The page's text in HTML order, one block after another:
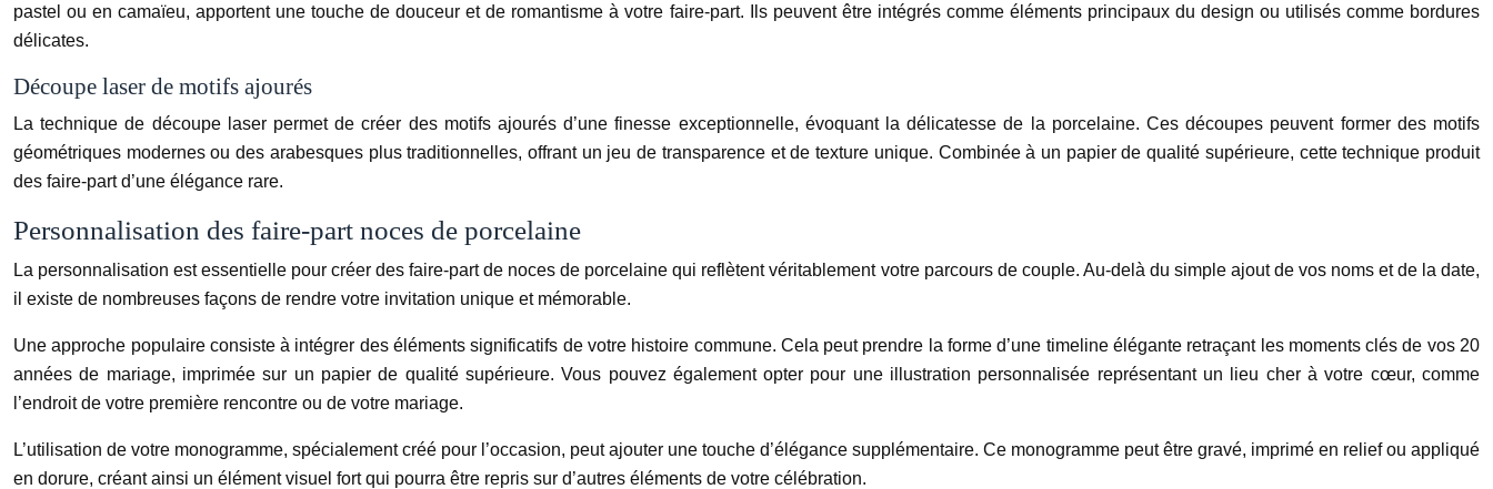
pastel ou en camaïeu, apportent une touche de douceur et de romantisme à votre faire-part. Ils peuvent être intégrés comme éléments principaux du design ou utilisés comme bordures
délicates.
Découpe laser de motifs ajourés
La technique de découpe laser permet de créer des motifs ajourés d’une finesse exceptionnelle, évoquant la délicatesse de la porcelaine. Ces découpes peuvent former des motifs
géométriques modernes ou des arabesques plus traditionnelles, offrant un jeu de transparence et de texture unique. Combinée à un papier de qualité supérieure, cette technique produit
des faire-part d’une élégance rare.
Personnalisation des faire-part noces de porcelaine
La personnalisation est essentielle pour créer des faire-part de noces de porcelaine qui reflètent véritablement votre parcours de couple. Au-delà du simple ajout de vos noms et de la date,
il existe de nombreuses façons de rendre votre invitation unique et mémorable.
Une approche populaire consiste à intégrer des éléments significatifs de votre histoire commune. Cela peut prendre la forme d’une timeline élégante retraçant les moments clés de vos 20
années de mariage, imprimée sur un papier de qualité supérieure. Vous pouvez également opter pour une illustration personnalisée représentant un lieu cher à votre cœur, comme
l’endroit de votre première rencontre ou de votre mariage.
L’utilisation de votre monogramme, spécialement créé pour l’occasion, peut ajouter une touche d’élégance supplémentaire. Ce monogramme peut être gravé, imprimé en relief ou appliqué
en dorure, créant ainsi un élément visuel fort qui pourra être repris sur d’autres éléments de votre célébration.